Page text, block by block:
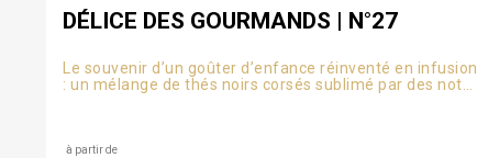
DÉLICE DES GOURMANDS | N°27
Le souvenir d’un goûter d’enfance réinventé en infusion
: un mélange de thés noirs corsés sublimé par des notes
à partir de